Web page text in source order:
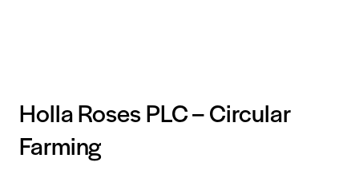
Holla Roses PLC – Circular
Farming